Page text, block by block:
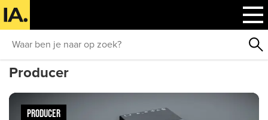
Producer
PRODUCER